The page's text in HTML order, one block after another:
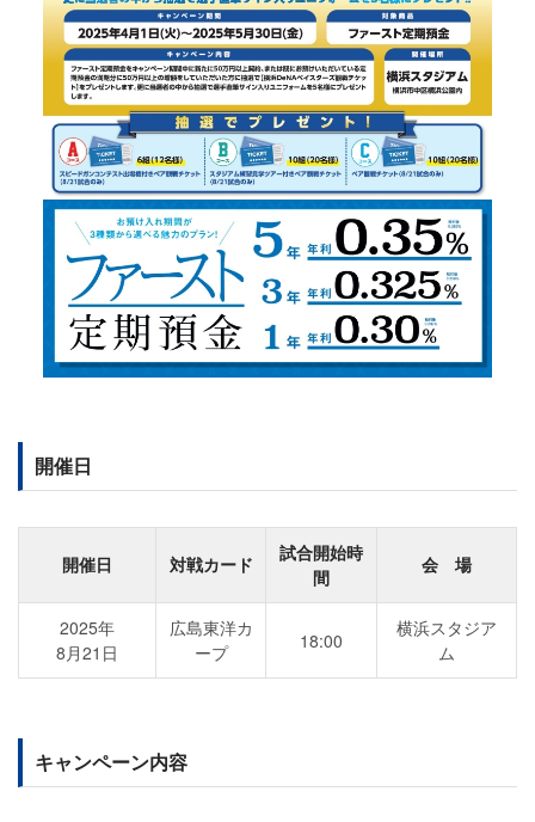
開催日
開催日 対戦カード
試合開始時
間
会 場
2025年
8月21日
広島東洋カ
ープ
18:00
横浜スタジア
ム
キャンペーン内容